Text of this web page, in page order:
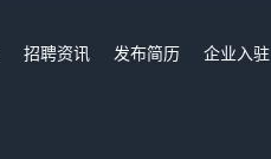
招聘资讯 发布简历 企业入驻